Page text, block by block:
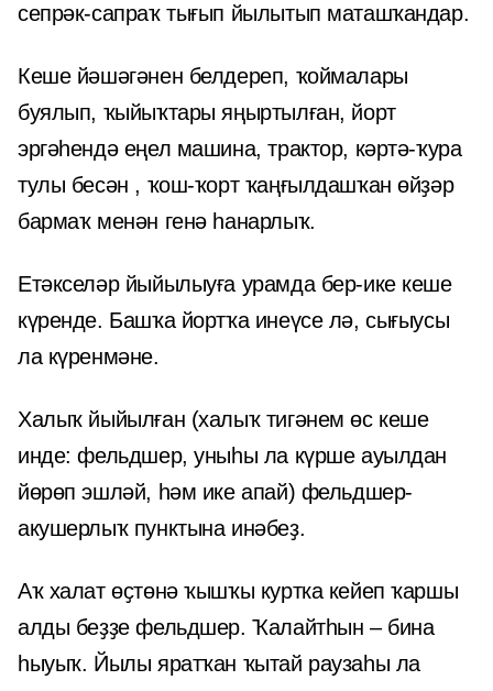
сепрәк-сапраҡ тығып йылытып маташҡандар.
Кеше йәшәгәнен белдереп, ҡоймалары
буялып, ҡыйыҡтары яңыртылған, йорт
эргәһендә еңел машина, трактор, кәртә-ҡура
тулы бесән , ҡош-ҡорт ҡаңғылдашҡан өйҙәр
бармаҡ менән генә һанарлыҡ.
Етәкселәр йыйылыуға урамда бер-ике кеше
күренде. Башҡа йортҡа инеүсе лә, сығыусы
ла күренмәне.
Халыҡ йыйылған (халыҡ тигәнем өс кеше
инде: фельдшер, уныһы ла күрше ауылдан
йөрөп эшләй, һәм ике апай) фельдшер-
акушерлыҡ пунктына инәбеҙ.
Аҡ халат өҫтөнә ҡышҡы куртка кейеп ҡаршы
алды беҙҙе фельдшер. Ҡалайтһын – бина
һыуыҡ. Йылы яратҡан ҡытай раузаһы ла